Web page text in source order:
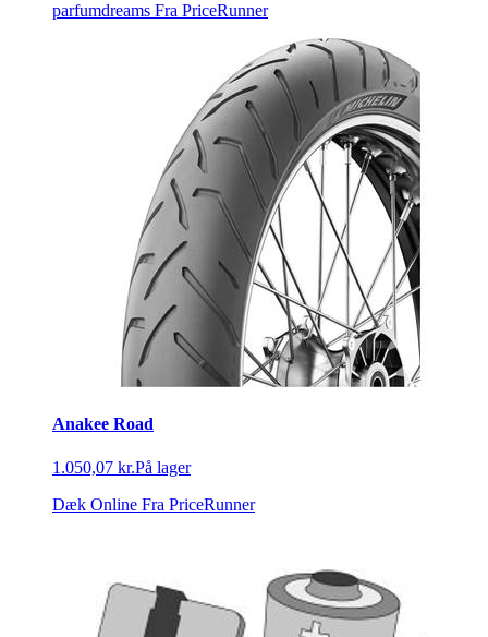
parfumdreams Fra PriceRunner
Anakee Road
1.050,07 kr.På lager
Dæk Online Fra PriceRunner